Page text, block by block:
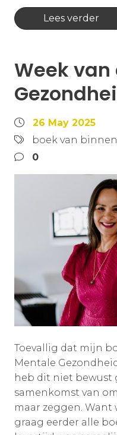
Lees verder
Week
26 May 2025
boek van
0
Toevallig dat mijn
Mentale
heb dit niet bewust
samenkomst van
maar zeggen.
graag eerder alle